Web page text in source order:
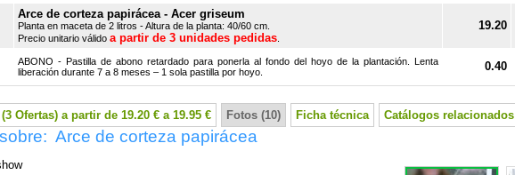
Arce de corteza papirácea - Acer griseum
Planta en maceta de 2 litros - Altura de la planta: 40/60 cm.
Precio unitario válido a partir de 3 unidades pedidas
19.20
ABONO - Pastilla de abono retardado para ponerla al fondo del hoyo de la plantación. Lenta
liberación durante 7 a 8 meses – 1 sola pastilla por hoyo.
0.40
Ofertas) a partir de 19.20 € a 19.95 € Fotos (10) Ficha técnica Catálogos relacionados
Arce de corteza papirácea